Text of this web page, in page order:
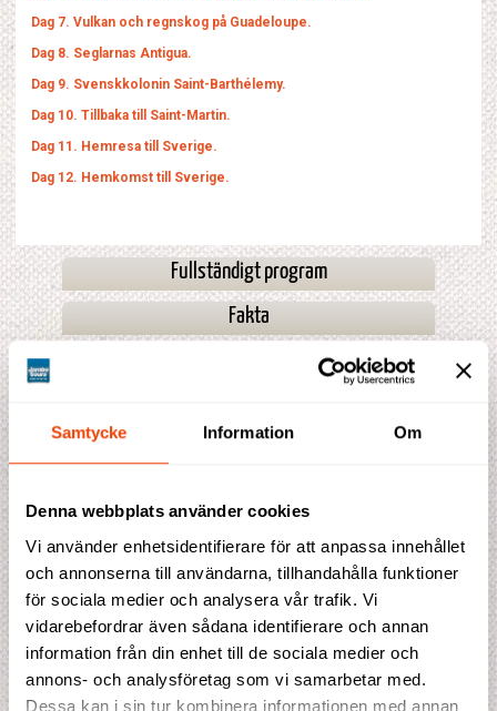
Samtycke Information Om
Denna webbplats använder cookies
Vi använder enhetsidentifierare för att anpassa innehållet
och annonserna till användarna, tillhandahålla funktioner
för sociala medier och analysera vår trafik. Vi
vidarebefordrar även sådana identifierare och annan
information från din enhet till de sociala medier och
annons- och analysföretag som vi samarbetar med.
Dessa kan i sin tur kombinera informationen med annan
Dag 7. Vulkan och regnskog på Guadeloupe.
Dag 8. Seglarnas Antigua.
Dag 9. Svenskkolonin Saint-Barthélemy.
Dag 10. Tillbaka till Saint-Martin.
Dag 11. Hemresa till Sverige.
Dag 12. Hemkomst till Sverige.
Fullständigt program
Fakta
Avresedatum
28 jan
* Få platser kvar
** En plats kvar
Boka din resa
Pris från
54 950 SEK